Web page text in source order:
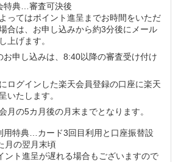
特典…審査可決後
ってはポイント進呈までお時間をいただ
合は、お申し込みから約3分後にメール
上げます。
お申し込みは、8:40以降の審査受け付け
ログインした楽天会員登録の口座に楽天
いたします。
月の5カ月後の月末までとなります。
用特典…カード3回目利用と口座振替設
月の翌月末頃
ト進呈が遅れる場合もございますので